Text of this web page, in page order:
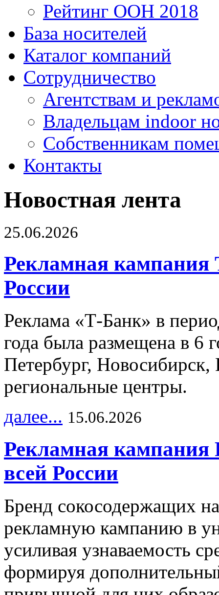
Рейтинг OOH 2018
База носителей
Каталог компаний
Сотрудничество
Агентствам и
Владельцам indoor
Собственникам
Контакты
Новостная лента
25.06.2026
Рекламная кампания
России
Реклама «Т-Банк» в
года была размещена в 6
Петербург,
региональные центры.
далее... 15.06.2026
Рекламная
всей России
Бренд сокосодержащих
рекламную кампанию в
усиливая узнаваемость
формируя